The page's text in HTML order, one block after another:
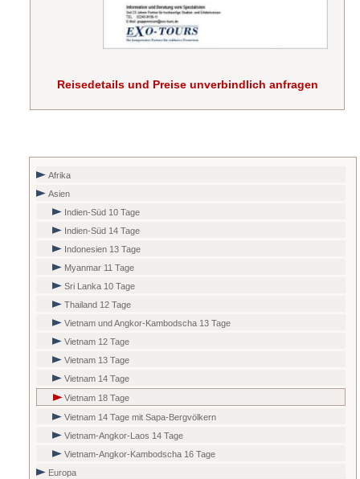
Reisedetails und Preise unverbindlich anfragen
Afrika
Asien
Indien-Süd 10 Tage
Indien-Süd 14 Tage
Indonesien 13 Tage
Myanmar 11 Tage
Sri Lanka 10 Tage
Thailand 12 Tage
Vietnam und Angkor-Kambodscha 13 Tage
Vietnam 12 Tage
Vietnam 13 Tage
Vietnam 14 Tage
Vietnam 18 Tage
Vietnam 14 Tage mit Sapa-Bergvölkern
Vietnam-Angkor-Laos 14 Tage
Vietnam-Angkor-Kambodscha 16 Tage
Europa